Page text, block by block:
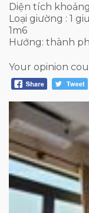
Diện tích
Loại giường : 1
1m6
Hướng: thành
Your opinion